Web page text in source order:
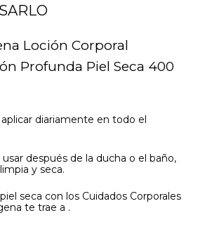
Loción Corporal
Profunda Piel Seca 400
diariamente en todo el
usar después de la ducha o el baño,
y seca.
seca con los Cuidados Corporales
te trae a .